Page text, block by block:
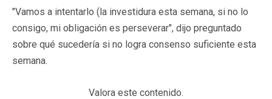
"Vamos a intentarlo (la investidura esta semana, si no lo
consigo, mi obligación es perseverar", dijo preguntado
sobre qué sucedería si no logra consenso suficiente esta
semana.
Valora este contenido.